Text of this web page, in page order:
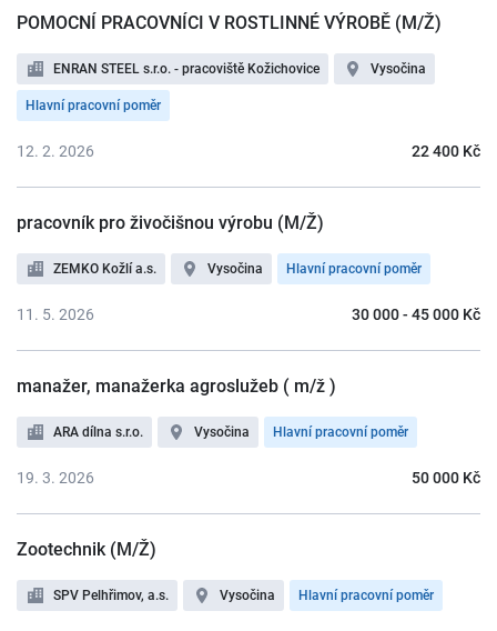
POMOCNÍ PRACOVNÍCI V ROSTLINNÉ VÝROBĚ (M/Ž)
ENRAN STEEL s.r.o. - pracoviště Kožichovice Vysočina
Hlavní pracovní poměr
22 400 Kč
12. 2. 2026
pracovník pro živočišnou výrobu (M/Ž)
ZEMKO Kožlí a.s. Vysočina Hlavní pracovní poměr
30 000 - 45 000 Kč
11. 5. 2026
manažer, manažerka agroslužeb ( m/ž )
ARA dílna s.r.o. Vysočina Hlavní pracovní poměr
50 000 Kč
19. 3. 2026
Zootechnik (M/Ž)
SPV Pelhřimov, a.s. Vysočina Hlavní pracovní poměr